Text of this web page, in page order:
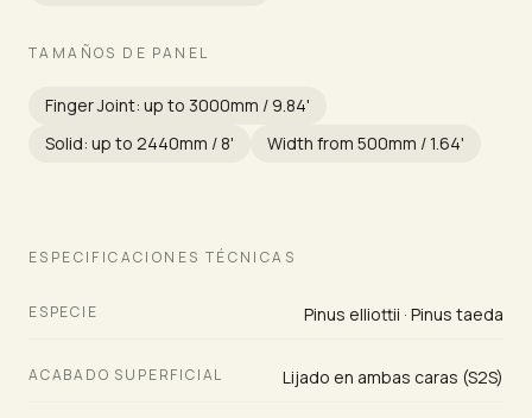
TAMAÑOS DE PANEL
Finger Joint: up to 3000mm / 9.84'
Solid: up to 2440mm / 8'
Width from 500mm / 1.64'
ESPECIFICACIONES TÉCNICAS
ESPECIE Pinus elliottii · Pinus taeda
ACABADO SUPERFICIAL Lijado en ambas caras (S2S)